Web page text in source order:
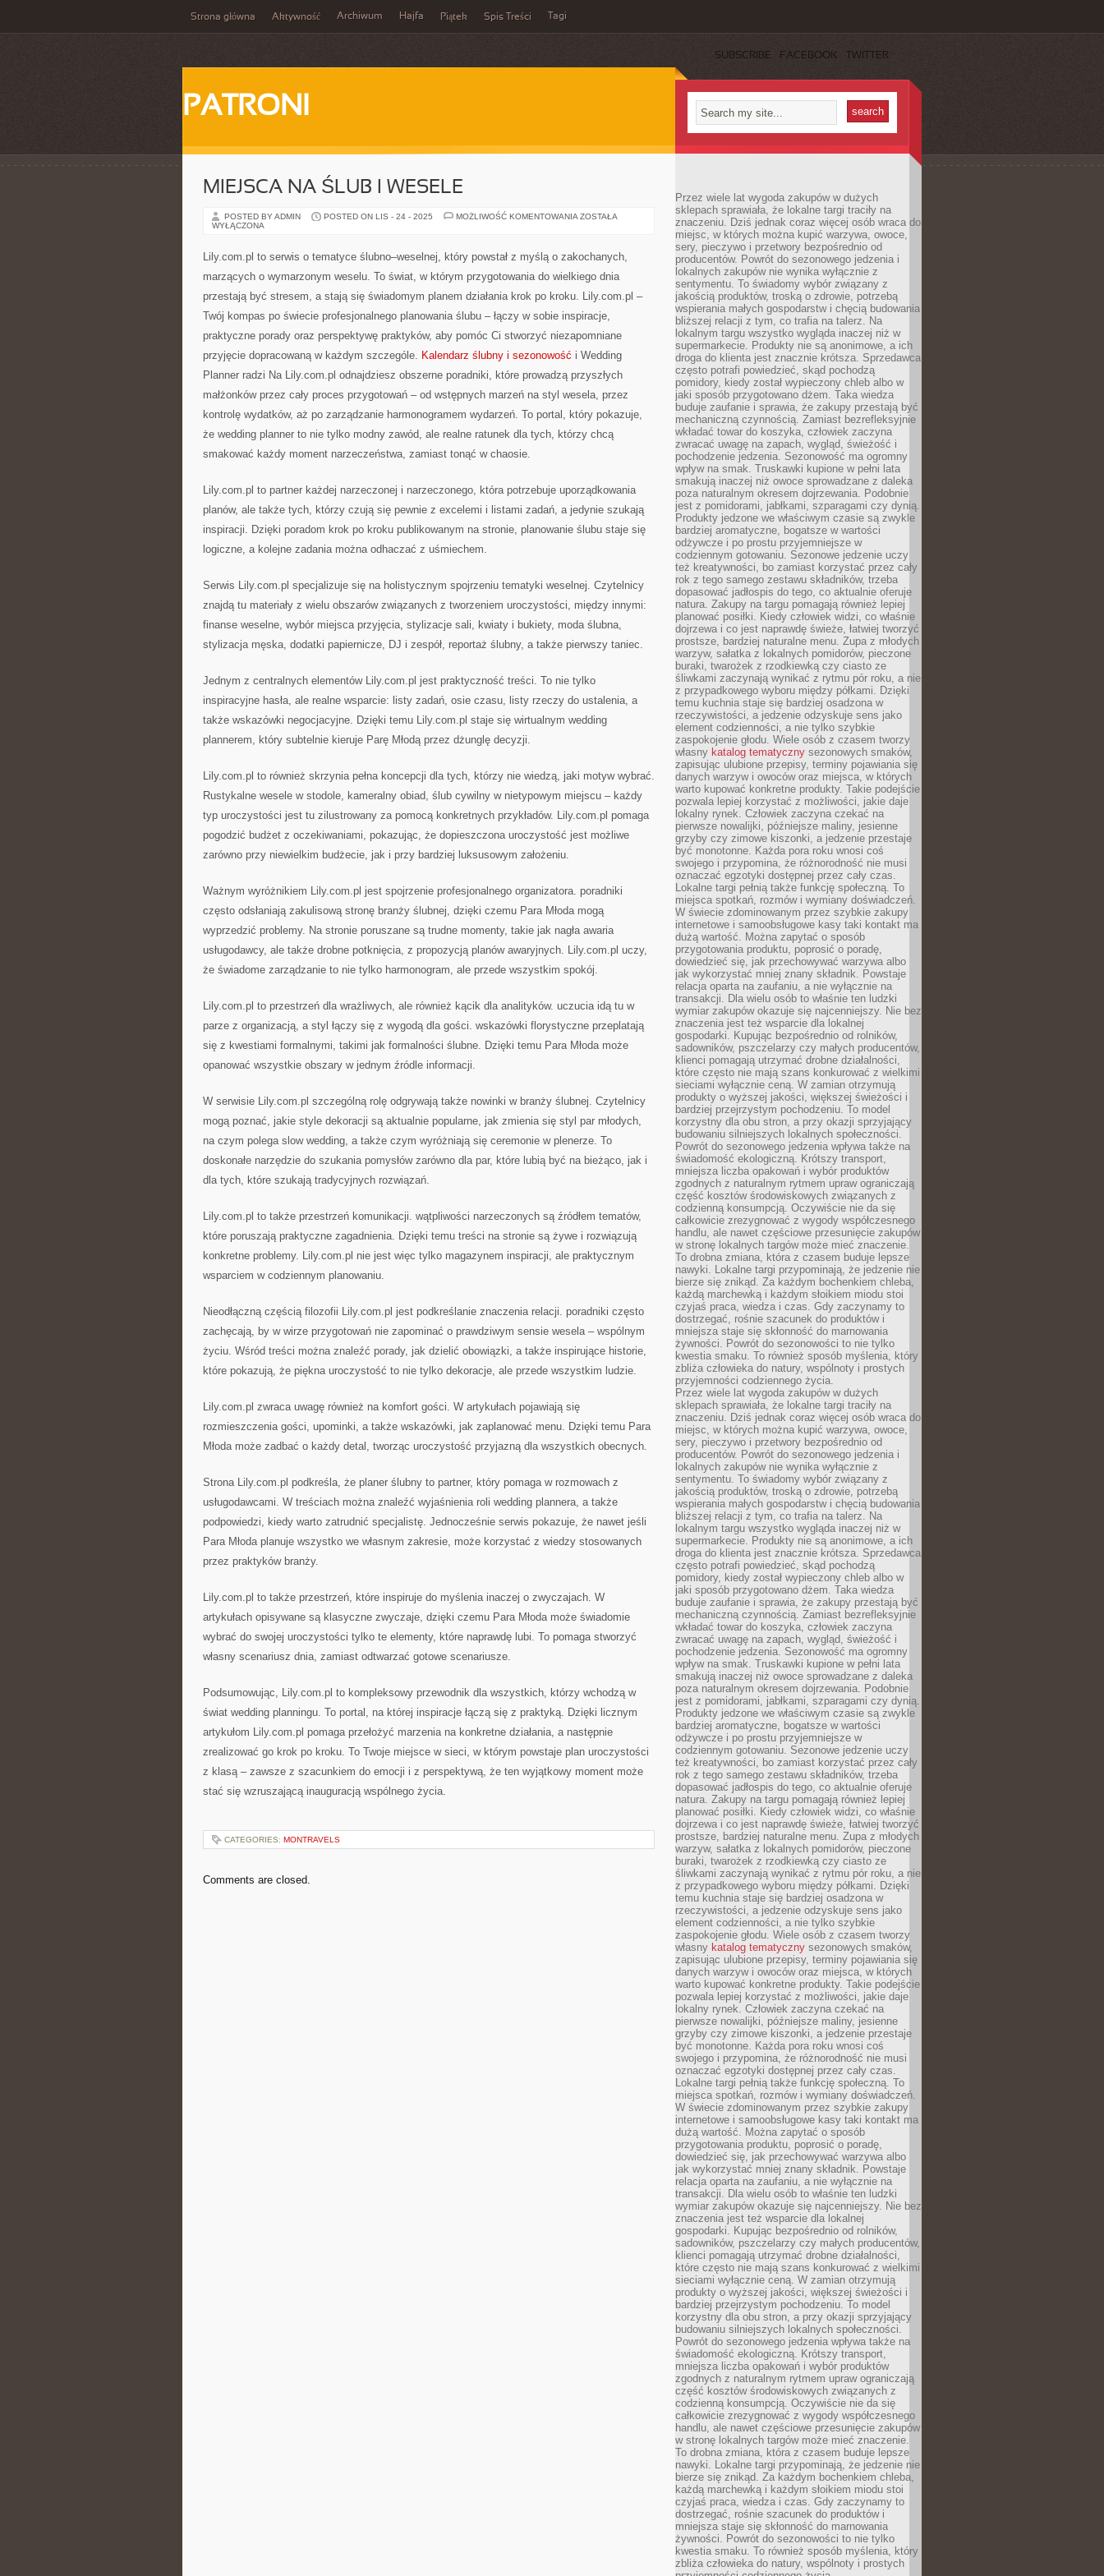
Strona główna Aktywność Archiwum Hajfa Piątek Spis Treści Tagi
SUBSCRIBE FACEBOOK TWITTER
PATRONI
MIEJSCA NA ŚLUB I WESELE
POSTED BY ADMIN POSTED ON LIS - 24 - 2025 MOŻLIWOŚĆ KOMENTOWANIA MIEJSCA
WESELE
ZOSTAŁA
WYŁĄCZONA
Lily.com.pl to serwis o tematyce ślubno–weselnej, który powstał z myślą o zakochanych,
marzących o wymarzonym weselu. To świat, w którym przygotowania do wielkiego dnia
przestają być stresem, a stają się świadomym planem działania krok po kroku. Lily.com.pl –
Twój kompas po świecie profesjonalnego planowania ślubu – łączy w sobie inspiracje,
praktyczne porady oraz perspektywę praktyków, aby pomóc Ci stworzyć niezapomniane
przyjęcie dopracowaną w każdym szczególe. Kalendarz ślubny i sezonowość i Wedding
Planner radzi Na Lily.com.pl odnajdziesz obszerne poradniki, które prowadzą przyszłych
małżonków przez cały proces przygotowań – od wstępnych marzeń na styl wesela, przez
kontrolę wydatków, aż po zarządzanie harmonogramem wydarzeń. To portal, który pokazuje,
że wedding planner to nie tylko modny zawód, ale realne ratunek dla tych, którzy chcą
smakować każdy moment narzeczeństwa, zamiast tonąć w chaosie.
Lily.com.pl to partner każdej narzeczonej i narzeczonego, która potrzebuje uporządkowania
planów, ale także tych, którzy czują się pewnie z excelemi i listami zadań, a jedynie szukają
inspiracji. Dzięki poradom krok po kroku publikowanym na stronie, planowanie ślubu staje się
logiczne, a kolejne zadania można odhaczać z uśmiechem.
Serwis Lily.com.pl specjalizuje się na holistycznym spojrzeniu tematyki weselnej. Czytelnicy
znajdą tu materiały z wielu obszarów związanych z tworzeniem uroczystości, między innymi:
finanse weselne, wybór miejsca przyjęcia, stylizacje sali, kwiaty i bukiety, moda ślubna,
stylizacja męska, dodatki papiernicze, DJ i zespół, reportaż ślubny, a także pierwszy taniec.
Jednym z centralnych elementów Lily.com.pl jest praktyczność treści. To nie tylko
inspiracyjne hasła, ale realne wsparcie: listy zadań, osie czasu, listy rzeczy do ustalenia, a
także wskazówki negocjacyjne. Dzięki temu Lily.com.pl staje się wirtualnym wedding
plannerem, który subtelnie kieruje Parę Młodą przez dżunglę decyzji.
Lily.com.pl to również skrzynia pełna koncepcji dla tych, którzy nie wiedzą, jaki motyw wybrać.
Rustykalne wesele w stodole, kameralny obiad, ślub cywilny w nietypowym miejscu – każdy
typ uroczystości jest tu zilustrowany za pomocą konkretnych przykładów. Lily.com.pl pomaga
pogodzić budżet z oczekiwaniami, pokazując, że dopieszczona uroczystość jest możliwe
zarówno przy niewielkim budżecie, jak i przy bardziej luksusowym założeniu.
Ważnym wyróżnikiem Lily.com.pl jest spojrzenie profesjonalnego organizatora. poradniki
często odsłaniają zakulisową stronę branży ślubnej, dzięki czemu Para Młoda mogą
wyprzedzić problemy. Na stronie poruszane są trudne momenty, takie jak nagła awaria
usługodawcy, ale także drobne potknięcia, z propozycją planów awaryjnych. Lily.com.pl uczy,
że świadome zarządzanie to nie tylko harmonogram, ale przede wszystkim spokój.
Lily.com.pl to przestrzeń dla wrażliwych, ale również kącik dla analityków. uczucia idą tu w
parze z organizacją, a styl łączy się z wygodą dla gości. wskazówki florystyczne przeplatają
się z kwestiami formalnymi, takimi jak formalności ślubne. Dzięki temu Para Młoda może
opanować wszystkie obszary w jednym źródle informacji.
W serwisie Lily.com.pl szczególną rolę odgrywają także nowinki w branży ślubnej. Czytelnicy
mogą poznać, jakie style dekoracji są aktualnie popularne, jak zmienia się styl par młodych,
na czym polega slow wedding, a także czym wyróżniają się ceremonie w plenerze. To
doskonałe narzędzie do szukania pomysłów zarówno dla par, które lubią być na bieżąco, jak i
dla tych, które szukają tradycyjnych rozwiązań.
Lily.com.pl to także przestrzeń komunikacji. wątpliwości narzeczonych są źródłem tematów,
które poruszają praktyczne zagadnienia. Dzięki temu treści na stronie są żywe i rozwiązują
konkretne problemy. Lily.com.pl nie jest więc tylko magazynem inspiracji, ale praktycznym
wsparciem w codziennym planowaniu.
Nieodłączną częścią filozofii Lily.com.pl jest podkreślanie znaczenia relacji. poradniki często
zachęcają, by w wirze przygotowań nie zapominać o prawdziwym sensie wesela – wspólnym
życiu. Wśród treści można znaleźć porady, jak dzielić obowiązki, a także inspirujące historie,
które pokazują, że piękna uroczystość to nie tylko dekoracje, ale przede wszystkim ludzie.
Lily.com.pl zwraca uwagę również na komfort gości. W artykułach pojawiają się
rozmieszczenia gości, upominki, a także wskazówki, jak zaplanować menu. Dzięki temu Para
Młoda może zadbać o każdy detal, tworząc uroczystość przyjazną dla wszystkich obecnych.
Strona Lily.com.pl podkreśla, że planer ślubny to partner, który pomaga w rozmowach z
usługodawcami. W treściach można znaleźć wyjaśnienia roli wedding plannera, a także
podpowiedzi, kiedy warto zatrudnić specjalistę. Jednocześnie serwis pokazuje, że nawet jeśli
Para Młoda planuje wszystko we własnym zakresie, może korzystać z wiedzy stosowanych
przez praktyków branży.
Lily.com.pl to także przestrzeń, które inspiruje do myślenia inaczej o zwyczajach. W
artykułach opisywane są klasyczne zwyczaje, dzięki czemu Para Młoda może świadomie
wybrać do swojej uroczystości tylko te elementy, które naprawdę lubi. To pomaga stworzyć
własny scenariusz dnia, zamiast odtwarzać gotowe scenariusze.
Podsumowując, Lily.com.pl to kompleksowy przewodnik dla wszystkich, którzy wchodzą w
świat wedding planningu. To portal, na której inspiracje łączą się z praktyką. Dzięki licznym
artykułom Lily.com.pl pomaga przełożyć marzenia na konkretne działania, a następnie
zrealizować go krok po kroku. To Twoje miejsce w sieci, w którym powstaje plan uroczystości
z klasą – zawsze z szacunkiem do emocji i z perspektywą, że ten wyjątkowy moment może
stać się wzruszającą inauguracją wspólnego życia.
CATEGORIES: MONTRAVELS
Comments are closed.
Przez wiele lat wygoda zakupów w dużych
sklepach sprawiała, że lokalne targi traciły na
znaczeniu. Dziś jednak coraz więcej osób wraca do
miejsc, w których można kupić warzywa, owoce,
sery, pieczywo i przetwory bezpośrednio od
producentów. Powrót do sezonowego jedzenia i
lokalnych zakupów nie wynika wyłącznie z
sentymentu. To świadomy wybór związany z
jakością produktów, troską o zdrowie, potrzebą
wspierania małych gospodarstw i chęcią budowania
bliższej relacji z tym, co trafia na talerz. Na
lokalnym targu wszystko wygląda inaczej niż w
supermarkecie. Produkty nie są anonimowe, a ich
droga do klienta jest znacznie krótsza. Sprzedawca
często potrafi powiedzieć, skąd pochodzą
pomidory, kiedy został wypieczony chleb albo w
jaki sposób przygotowano dżem. Taka wiedza
buduje zaufanie i sprawia, że zakupy przestają być
mechaniczną czynnością. Zamiast bezrefleksyjnie
wkładać towar do koszyka, człowiek zaczyna
zwracać uwagę na zapach, wygląd, świeżość i
pochodzenie jedzenia. Sezonowość ma ogromny
wpływ na smak. Truskawki kupione w pełni lata
smakują inaczej niż owoce sprowadzane z daleka
poza naturalnym okresem dojrzewania. Podobnie
jest z pomidorami, jabłkami, szparagami czy dynią.
Produkty jedzone we właściwym czasie są zwykle
bardziej aromatyczne, bogatsze w wartości
odżywcze i po prostu przyjemniejsze w
codziennym gotowaniu. Sezonowe jedzenie uczy
też kreatywności, bo zamiast korzystać przez cały
rok z tego samego zestawu składników, trzeba
dopasować jadłospis do tego, co aktualnie oferuje
natura. Zakupy na targu pomagają również lepiej
planować posiłki. Kiedy człowiek widzi, co właśnie
dojrzewa i co jest naprawdę świeże, łatwiej tworzyć
prostsze, bardziej naturalne menu. Zupa z młodych
warzyw, sałatka z lokalnych pomidorów, pieczone
buraki, twarożek z rzodkiewką czy ciasto ze
śliwkami zaczynają wynikać z rytmu pór roku, a nie
z przypadkowego wyboru między półkami. Dzięki
temu kuchnia staje się bardziej osadzona w
rzeczywistości, a jedzenie odzyskuje sens jako
element codzienności, a nie tylko szybkie
zaspokojenie głodu. Wiele osób z czasem tworzy
własny katalog tematyczny sezonowych smaków,
zapisując ulubione przepisy, terminy pojawiania się
danych warzyw i owoców oraz miejsca, w których
warto kupować konkretne produkty. Takie podejście
pozwala lepiej korzystać z możliwości, jakie daje
lokalny rynek. Człowiek zaczyna czekać na
pierwsze nowalijki, późniejsze maliny, jesienne
grzyby czy zimowe kiszonki, a jedzenie przestaje
być monotonne. Każda pora roku wnosi coś
swojego i przypomina, że różnorodność nie musi
oznaczać egzotyki dostępnej przez cały czas.
Lokalne targi pełnią także funkcję społeczną. To
miejsca spotkań, rozmów i wymiany doświadczeń.
W świecie zdominowanym przez szybkie zakupy
internetowe i samoobsługowe kasy taki kontakt ma
dużą wartość. Można zapytać o sposób
przygotowania produktu, poprosić o poradę,
dowiedzieć się, jak przechowywać warzywa albo
jak wykorzystać mniej znany składnik. Powstaje
relacja oparta na zaufaniu, a nie wyłącznie na
transakcji. Dla wielu osób to właśnie ten ludzki
wymiar zakupów okazuje się najcenniejszy. Nie bez
znaczenia jest też wsparcie dla lokalnej
gospodarki. Kupując bezpośrednio od rolników,
sadowników, pszczelarzy czy małych producentów,
klienci pomagają utrzymać drobne działalności,
które często nie mają szans konkurować z wielkimi
sieciami wyłącznie ceną. W zamian otrzymują
produkty o wyższej jakości, większej świeżości i
bardziej przejrzystym pochodzeniu. To model
korzystny dla obu stron, a przy okazji sprzyjający
budowaniu silniejszych lokalnych społeczności.
Powrót do sezonowego jedzenia wpływa także na
świadomość ekologiczną. Krótszy transport,
mniejsza liczba opakowań i wybór produktów
zgodnych z naturalnym rytmem upraw ograniczają
część kosztów środowiskowych związanych z
codzienną konsumpcją. Oczywiście nie da się
całkowicie zrezygnować z wygody współczesnego
handlu, ale nawet częściowe przesunięcie zakupów
w stronę lokalnych targów może mieć znaczenie.
To drobna zmiana, która z czasem buduje lepsze
nawyki. Lokalne targi przypominają, że jedzenie nie
bierze się znikąd. Za każdym bochenkiem chleba,
każdą marchewką i każdym słoikiem miodu stoi
czyjaś praca, wiedza i czas. Gdy zaczynamy to
dostrzegać, rośnie szacunek do produktów i
mniejsza staje się skłonność do marnowania
żywności. Powrót do sezonowości to nie tylko
kwestia smaku. To również sposób myślenia, który
zbliża człowieka do natury, wspólnoty i prostych
przyjemności codziennego życia.
Przez wiele lat wygoda zakupów w dużych
sklepach sprawiała, że lokalne targi traciły na
znaczeniu. Dziś jednak coraz więcej osób wraca do
miejsc, w których można kupić warzywa, owoce,
sery, pieczywo i przetwory bezpośrednio od
producentów. Powrót do sezonowego jedzenia i
lokalnych zakupów nie wynika wyłącznie z
sentymentu. To świadomy wybór związany z
jakością produktów, troską o zdrowie, potrzebą
wspierania małych gospodarstw i chęcią budowania
bliższej relacji z tym, co trafia na talerz. Na
lokalnym targu wszystko wygląda inaczej niż w
supermarkecie. Produkty nie są anonimowe, a ich
droga do klienta jest znacznie krótsza. Sprzedawca
często potrafi powiedzieć, skąd pochodzą
pomidory, kiedy został wypieczony chleb albo w
jaki sposób przygotowano dżem. Taka wiedza
buduje zaufanie i sprawia, że zakupy przestają być
mechaniczną czynnością. Zamiast bezrefleksyjnie
wkładać towar do koszyka, człowiek zaczyna
zwracać uwagę na zapach, wygląd, świeżość i
pochodzenie jedzenia. Sezonowość ma ogromny
wpływ na smak. Truskawki kupione w pełni lata
smakują inaczej niż owoce sprowadzane z daleka
poza naturalnym okresem dojrzewania. Podobnie
jest z pomidorami, jabłkami, szparagami czy dynią.
Produkty jedzone we właściwym czasie są zwykle
bardziej aromatyczne, bogatsze w wartości
odżywcze i po prostu przyjemniejsze w
codziennym gotowaniu. Sezonowe jedzenie uczy
też kreatywności, bo zamiast korzystać przez cały
rok z tego samego zestawu składników, trzeba
dopasować jadłospis do tego, co aktualnie oferuje
natura. Zakupy na targu pomagają również lepiej
planować posiłki. Kiedy człowiek widzi, co właśnie
dojrzewa i co jest naprawdę świeże, łatwiej tworzyć
prostsze, bardziej naturalne menu. Zupa z młodych
warzyw, sałatka z lokalnych pomidorów, pieczone
buraki, twarożek z rzodkiewką czy ciasto ze
śliwkami zaczynają wynikać z rytmu pór roku, a nie
z przypadkowego wyboru między półkami. Dzięki
temu kuchnia staje się bardziej osadzona w
rzeczywistości, a jedzenie odzyskuje sens jako
element codzienności, a nie tylko szybkie
zaspokojenie głodu. Wiele osób z czasem tworzy
własny katalog tematyczny sezonowych smaków,
zapisując ulubione przepisy, terminy pojawiania się
danych warzyw i owoców oraz miejsca, w których
warto kupować konkretne produkty. Takie podejście
pozwala lepiej korzystać z możliwości, jakie daje
lokalny rynek. Człowiek zaczyna czekać na
pierwsze nowalijki, późniejsze maliny, jesienne
grzyby czy zimowe kiszonki, a jedzenie przestaje
być monotonne. Każda pora roku wnosi coś
swojego i przypomina, że różnorodność nie musi
oznaczać egzotyki dostępnej przez cały czas.
Lokalne targi pełnią także funkcję społeczną. To
miejsca spotkań, rozmów i wymiany doświadczeń.
W świecie zdominowanym przez szybkie zakupy
internetowe i samoobsługowe kasy taki kontakt ma
dużą wartość. Można zapytać o sposób
przygotowania produktu, poprosić o poradę,
dowiedzieć się, jak przechowywać warzywa albo
jak wykorzystać mniej znany składnik. Powstaje
relacja oparta na zaufaniu, a nie wyłącznie na
transakcji. Dla wielu osób to właśnie ten ludzki
wymiar zakupów okazuje się najcenniejszy. Nie bez
znaczenia jest też wsparcie dla lokalnej
gospodarki. Kupując bezpośrednio od rolników,
sadowników, pszczelarzy czy małych producentów,
klienci pomagają utrzymać drobne działalności,
które często nie mają szans konkurować z wielkimi
sieciami wyłącznie ceną. W zamian otrzymują
produkty o wyższej jakości, większej świeżości i
bardziej przejrzystym pochodzeniu. To model
korzystny dla obu stron, a przy okazji sprzyjający
budowaniu silniejszych lokalnych społeczności.
Powrót do sezonowego jedzenia wpływa także na
świadomość ekologiczną. Krótszy transport,
mniejsza liczba opakowań i wybór produktów
zgodnych z naturalnym rytmem upraw ograniczają
część kosztów środowiskowych związanych z
codzienną konsumpcją. Oczywiście nie da się
całkowicie zrezygnować z wygody współczesnego
handlu, ale nawet częściowe przesunięcie zakupów
w stronę lokalnych targów może mieć znaczenie.
To drobna zmiana, która z czasem buduje lepsze
nawyki. Lokalne targi przypominają, że jedzenie nie
bierze się znikąd. Za każdym bochenkiem chleba,
każdą marchewką i każdym słoikiem miodu stoi
czyjaś praca, wiedza i czas. Gdy zaczynamy to
dostrzegać, rośnie szacunek do produktów i
mniejsza staje się skłonność do marnowania
żywności. Powrót do sezonowości to nie tylko
kwestia smaku. To również sposób myślenia, który
zbliża człowieka do natury, wspólnoty i prostych